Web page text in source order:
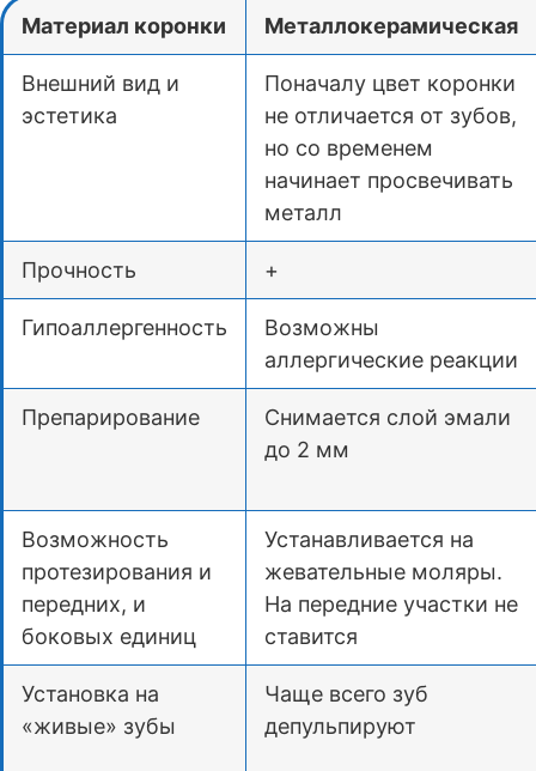
Материал коронки Металлокерамическая
Внешний вид и
эстетика
Поначалу цвет коронки
не отличается от зубов,
но со временем
начинает просвечивать
металл
Прочность +
Гипоаллергенность
Возможны
аллергические реакции
Препарирование
Снимается слой эмали
до 2 мм
Возможность
протезирования и
передних, и
боковых единиц
Устанавливается на
жевательные моляры.
На передние участки не
ставится
Установка на
«живые» зубы
Чаще всего зуб
депульпируют